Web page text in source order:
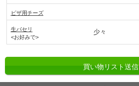
ピザ用チーズ
生パセリ
<お好みで>
少々
買い物リスト送信